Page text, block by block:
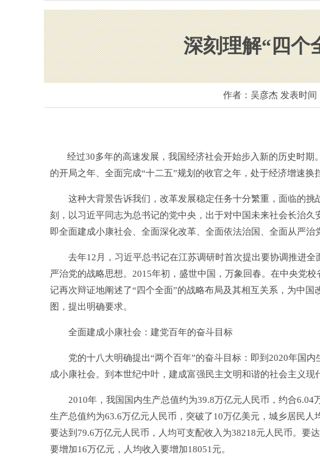
深刻理解“四个
作者：吴彦杰 发表时间
经过30多年的高速发展，我国经济社会开始步入新的历史时期
的开局之年、全面完成“十二五”规划的收官之年，处于经济增速换
这种大背景告诉我们，改革发展稳定任务十分繁重，面临的挑
刻，以习近平同志为总书记的党中央，出于对中国未来社会长治
即全面建成小康社会、全面深化改革、全面依法治国、全面从严治
去年12月，习近平总书记在江苏调研时首次提出要协调推进全
严治党的战略思想。2015年初，盛世中国，万象回春。在中央党
记再次辩证地阐述了“四个全面”的战略布局及其相互关系，为中
图，提出明确要求。
全面建成小康社会：建党百年的奋斗目标
党的十八大明确提出“两个百年”的奋斗目标：即到2020年国内
成小康社会。到本世纪中叶，建成富强民主文明和谐的社会主义现
2010年，我国国内生产总值约为39.8万亿元人民币，约合6.04
生产总值约为63.6万亿元人民币，突破了10万亿美元，城乡居民
要达到79.6万亿元人民币，人均可支配收入为38218元人民币。要
要增加16万亿元，人均收入要增加18051元。